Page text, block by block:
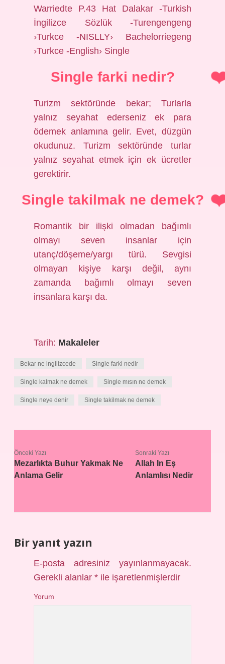
Warriedte P.43 Hat Dalakar -Turkish
İngilizce Sözlük -Turengengeng
›Turkce -NISLLY› Bachelorriegeng
›Turkce -English› Single
Single farki nedir?
Turizm sektöründe bekar; Turlarla
yalnız seyahat ederseniz ek para
ödemek anlamına gelir. Evet, düzgün
okudunuz. Turizm sektöründe turlar
yalnız seyahat etmek için ek ücretler
gerektirir.
Single takilmak ne demek?
Romantik bir ilişki olmadan bağımlı
olmayı seven insanlar için
utanç/döşeme/yargı türü. Sevgisi
olmayan kişiye karşı değil, aynı
zamanda bağımlı olmayı seven
insanlara karşı da.
Tarih: Makaleler
Bekar ne ingilizcede Single farki nedir
Single kalmak ne demek Single mısın ne demek
Single neye denir Single takilmak ne demek
Önceki Yazı
Mezarlıkta Buhur Yakmak Ne
Anlama Gelir
Sonraki Yazı
Allah In Eş
Anlamlısı Nedir
Bir yanıt yazın
E-posta adresiniz yayınlanmayacak.
Gerekli alanlar* ile işaretlenmişlerdir
Yorum